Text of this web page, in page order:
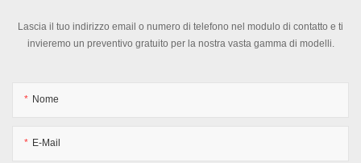
Lascia il tuo indirizzo email o numero di telefono nel modulo di contatto e ti
invieremo un preventivo gratuito per la nostra vasta gamma di modelli.
Nome
E-Mail